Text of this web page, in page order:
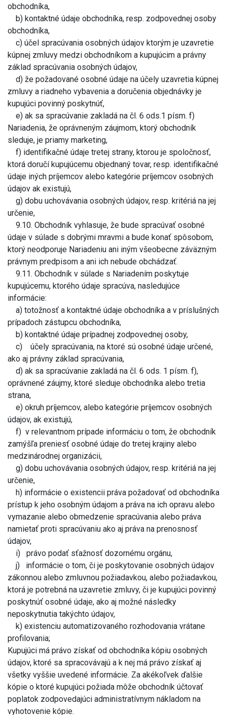
obchodníka,
b) kontaktné údaje obchodníka, resp. zodpovednej osoby
obchodníka,
c) účel spracúvania osobných údajov ktorým je uzavretie
kúpnej zmluvy medzi obchodníkom a kupujúcim a právny
základ spracúvania osobných údajov,
d) že požadované osobné údaje na účely uzavretia kúpnej
zmluvy a riadneho vybavenia a doručenia objednávky je
kupujúci povinný poskytnúť,
e) ak sa spracúvanie zakladá na čl. 6 ods.1 písm. f)
Nariadenia, že oprávneným záujmom, ktorý obchodník
sleduje, je priamy marketing,
f) identifikačné údaje tretej strany, ktorou je spoločnosť,
ktorá doručí kupujúcemu objednaný tovar, resp. identifikačné
údaje iných príjemcov alebo kategórie príjemcov osobných
údajov ak existujú,
g) dobu uchovávania osobných údajov, resp. kritériá na jej
určenie,
9.10. Obchodník vyhlasuje, že bude spracúvať osobné
údaje v súlade s dobrými mravmi a bude konať spôsobom,
ktorý neodporuje Nariadeniu ani iným všeobecne záväzným
právnym predpisom a ani ich nebude obchádzať.
9.11. Obchodník v súlade s Nariadením poskytuje
kupujúcemu, ktorého údaje spracúva, nasledujúce
informácie:
a) totožnosť a kontaktné údaje obchodníka a v príslušných
prípadoch zástupcu obchodníka,
b) kontaktné údaje prípadnej zodpovednej osoby,
c) účely spracúvania, na ktoré sú osobné údaje určené,
ako aj právny základ spracúvania,
d) ak sa spracúvanie zakladá na čl. 6 ods. 1 písm. f),
oprávnené záujmy, ktoré sleduje obchodníka alebo tretia
strana,
e) okruh príjemcov, alebo kategórie príjemcov osobných
údajov, ak existujú,
f) v relevantnom prípade informáciu o tom, že obchodník
zamýšľa preniesť osobné údaje do tretej krajiny alebo
medzinárodnej organizácii,
g) dobu uchovávania osobných údajov, resp. kritériá na jej
určenie,
h) informácie o existencii práva požadovať od obchodníka
prístup k jeho osobným údajom a práva na ich opravu alebo
vymazanie alebo obmedzenie spracúvania alebo práva
namietať proti spracúvaniu ako aj práva na prenosnosť
údajov,
i) právo podať sťažnosť dozornému orgánu,
j) informácie o tom, či je poskytovanie osobných údajov
zákonnou alebo zmluvnou požiadavkou, alebo požiadavkou,
ktorá je potrebná na uzavretie zmluvy, či je kupujúci povinný
poskytnúť osobné údaje, ako aj možné následky
neposkytnutia takýchto údajov,
k) existenciu automatizovaného rozhodovania vrátane
profilovania;
Kupujúci má právo získať od obchodníka kópiu osobných
údajov, ktoré sa spracovávajú a k nej má právo získať aj
všetky vyššie uvedené informácie. Za akékoľvek ďalšie
kópie o ktoré kupujúci požiada môže obchodník účtovať
poplatok zodpovedajúci administratívnym nákladom na
vyhotovenie kópie.